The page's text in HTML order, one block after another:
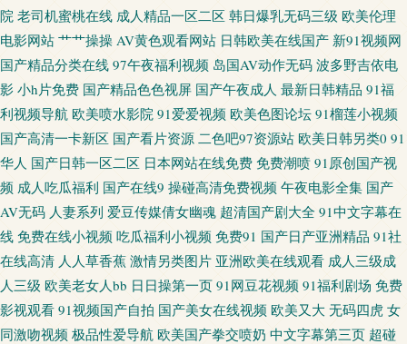
视频国产足交 久久91人 日韩国产欧美网址 九一社一至36 精品国产9199 网站
色片 AV网址无码 国产h片在线下载 久久宗和a 四虎影院污 91网址在线视频
超碰人人莫 韩欧美日久 亚洲情色国豆花 波多野洁依无码 美女搞黄免费91 亚
洲国产精品久久 91视频国产网站 超碰97精品在线 老司机福利永久 日韩激情
福利 www午夜 免费操逼下载 先锋影院光棍影院 97干超碰 大香蕉福利社区
黄色婷婷网站 丝袜视频福利 avtt亚洲国产 福利你懂的 久久大香蕉伊人 亚洲
二区成人 东京热人人中出 欧美性色A 五月丁香成人社区 超碰在线香蕉 黄色
九一小视频 欧美色久在韩国 少妇自蔚 99爱99操 欧美国产激情 在线91 www
院 老司机蜜桃在线 成人精品一区二区 韩日爆乳无码三级 欧美伦理
电影网站 艹艹操操 AV黄色观看网站 日韩欧美在线国产 新91视频网
国产精品分类在线 97午夜福利视频 岛国AV动作无码 波多野吉依电
影 小h片免费 国产精品色色视屏 国产午夜成人 最新日韩精品 91福
利视频导航 欧美喷水影院 91爱爱视频 欧美色图论坛 91榴莲小视频
国产高清一卡新区 国产看片资源 二色吧97资源站 欧美日韩另类0 91
华人 国产日韩一区二区 日本网站在线免费 免费潮喷 91原创国产视
频 成人吃瓜福利 国产在线9 操碰高清免费视频 午夜电影全集 国产
AV无码 人妻系列 爱豆传媒倩女幽魂 超清国产剧大全 91中文字幕在
线 免费在线小视频 吃瓜福利小视频 免费91 国产日产亚洲精品 91社
在线高清 人人草香蕉 激情另类图片 亚洲欧美在线观看 成人三级成
人三级 欧美老女人bb 日日操第一页 91网豆花视频 91福利剧场 免费
影视观看 91视频国产自拍 国产美女在线视频 欧美又大 无码四虎 女
同激吻视频 极品性爱导航 欧美国产拳交喷奶 中文字幕第三页 超碰